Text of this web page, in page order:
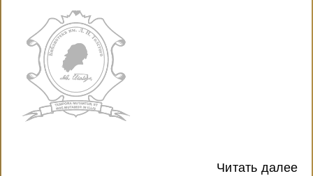
Читать далее